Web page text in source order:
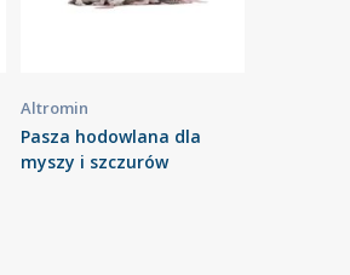
Altromin
Pasza hodowlana dla
myszy i szczurów